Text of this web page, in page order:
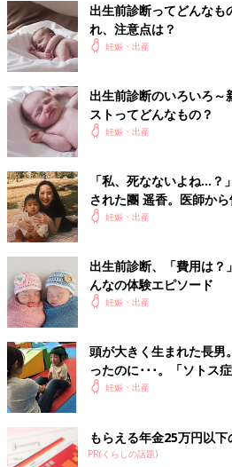
出生前診断ってどんな
れ、注意点は？
妊娠・出産
出生前診断のいろいろ
ストってどんなもの？
妊娠・出産
「私、死なないよね…？
された團 遥香。医師か
症”【インタビュー】
妊娠・出産
出生前診断、「費用は
んなの体験エピソード
妊娠・出産
頭が大きく生まれた長男
ったのに･･･。「ソトス
生後4カ月、情報がなく
妊娠・出産
もらえる年金25万円以
PR(くらしの話題)